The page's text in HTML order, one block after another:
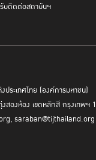
บติดต่อสถาบันฯ
ระเทศไทย (องค์การมหาชน)
สองห้อง เขตหลักสี่ กรุงเทพฯ
saraban@tijthailand.org